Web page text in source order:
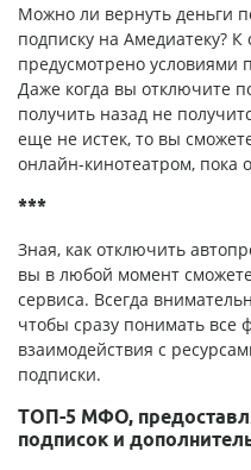
Можно ли вернуть деньги
подписку на Амедиатеку?
предусмотрено условиями
Даже когда вы отключите
получить назад не
еще не истек, то вы
онлайн-кинотеатром, пока
***
Зная, как отключить
вы в любой момент сможете
сервиса. Всегда
чтобы сразу понимать все
взаимодействия с
подписки.
ТОП-5 МФО,
подписок и